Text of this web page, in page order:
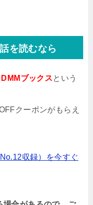
を読むなら
DMMブックスという
クーポンがもらえ
収録）を今すぐ